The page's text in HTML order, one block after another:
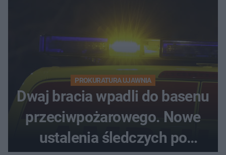
PROKURATURA UJAWNIA
Dwaj bracia wpadli do basenu
przeciwpożarowego. Nowe
ustalenia śledczych po